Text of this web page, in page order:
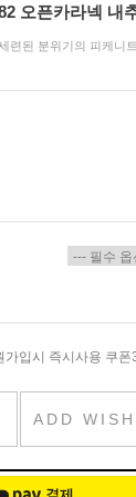
오픈카라넥 내
련된 분위기의 피케니
가입시 즉시사용 쿠
ADD